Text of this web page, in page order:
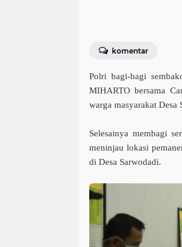
komentar
Polri bagi-bagi
MIHARTO bersama
warga masyarakat Desa
Selesainya membagi
meninjau lokasi
di Desa Sarwodadi.